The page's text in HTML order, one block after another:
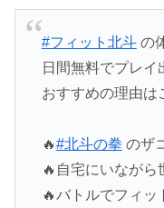
#フィット北斗の
日間無料でプレイ
おすすめの理由は
🔥#北斗の拳 のザ
🔥自宅にいながら
🔥バトルでフィッ